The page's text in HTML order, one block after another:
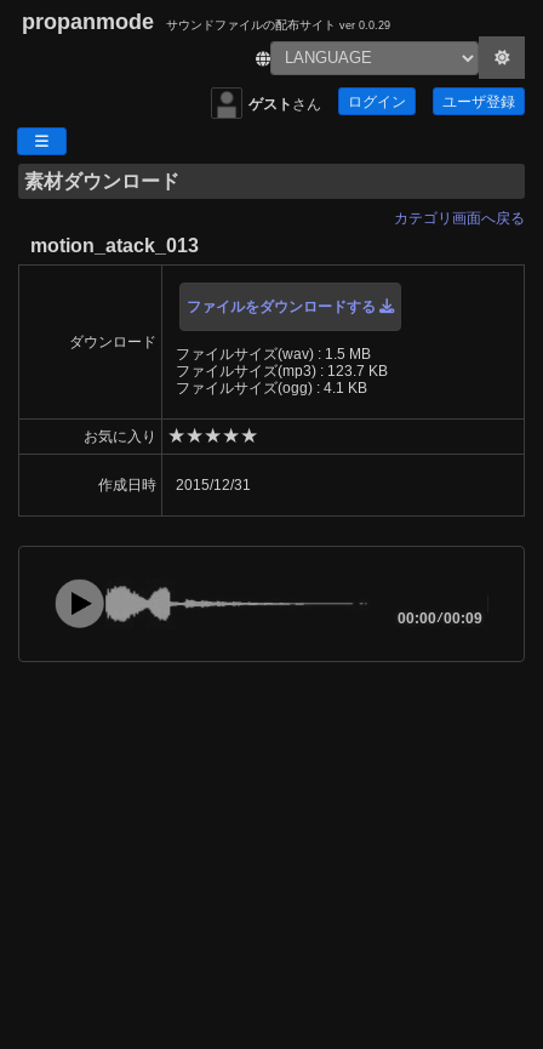
propanmode サウンドファイルの配布サイト ver 0.0.29
ゲスト さん ログイン ユーザ登録
素材ダウンロード
カテゴリ画面へ戻る
motion_atack_013
ダウンロード
ファイルをダウンロードする
ファイルサイズ(wav) : 1.5 MB
ファイルサイズ(mp3) : 123.7 KB
ファイルサイズ(ogg) : 4.1 KB
お気に入り ★★★★★
作成日時 2015/12/31
00:00/00:09